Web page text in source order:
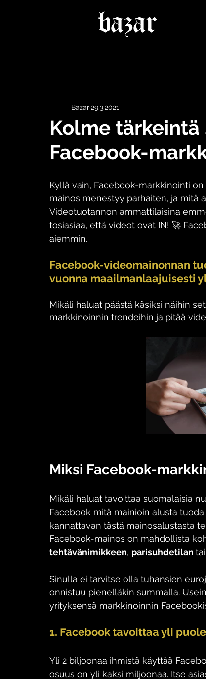
Kolme tärkeintä
Facebook-
Bazar29.3.2021
Kyllä vain, Facebook-markkinointi
mainos menestyy parhaiten, ja mitä
Videotuotannon ammattilaisina
tosiasiaa, että videot ovat IN! 🚀
aiemmin.
Facebook-videomainonnan
vuonna maailmanlaajuisesti
Mikäli haluat päästä käsiksi näihin
markkinoinnin trendeihin ja pitää
Miksi Facebook-
Mikäli haluat tavoittaa suomalaisia
Facebook mitä mainioin alusta
kannattavan tästä mainosalustasta
Facebook-mainos on mahdollista
tehtävänimikkeen, parisuhdetilan tai
Sinulla ei tarvitse olla tuhansien
onnistuu pienelläkin summalla.
yrityksensä markkinoinnin
1. Facebook tavoittaa yli
Yli 2 biljoonaa ihmistä käyttää
osuus on yli kaksi miljoonaa. Itse